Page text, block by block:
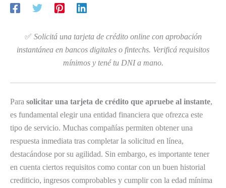
✅ Solicitá una tarjeta de crédito online con aprobación
instantánea en bancos digitales o fintechs. Verificá requisitos
mínimos y tené tu DNI a mano.
Para solicitar una tarjeta de crédito que apruebe al instante,
es fundamental elegir una entidad financiera que ofrezca este
tipo de servicio. Muchas compañías permiten obtener una
respuesta inmediata tras completar la solicitud en línea,
destacándose por su agilidad. Sin embargo, es importante tener
en cuenta ciertos requisitos como contar con un buen historial
crediticio, ingresos comprobables y cumplir con la edad mínima